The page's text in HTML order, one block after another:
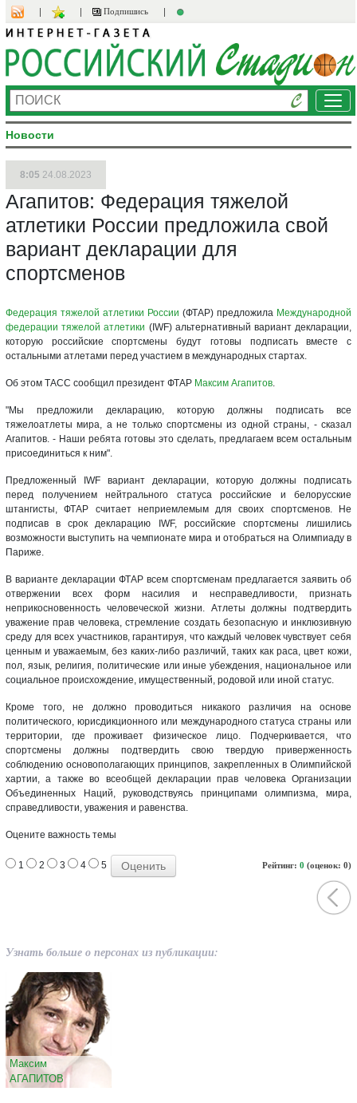
Подпишись
Новости
8:05 24.08.2023
Агапитов: Федерация тяжелой
атлетики России предложила свой
вариант декларации для
спортсменов
Федерация тяжелой атлетики России (ФТАР) предложила Международной
федерации тяжелой атлетики (IWF) альтернативный вариант декларации,
которую российские спортсмены будут готовы подписать вместе с
остальными атлетами перед участием в международных стартах.
Об этом ТАСС сообщил президент ФТАР Максим Агапитов.
"Мы предложили декларацию, которую должны подписать все
тяжелоатлеты мира, а не только спортсмены из одной страны, - сказал
Агапитов. - Наши ребята готовы это сделать, предлагаем всем остальным
присоединиться к ним".
Предложенный IWF вариант декларации, которую должны подписать
перед получением нейтрального статуса российские и белорусские
штангисты, ФТАР считает неприемлемым для своих спортсменов. Не
подписав в срок декларацию IWF, российские спортсмены лишились
возможности выступить на чемпионате мира и отобраться на Олимпиаду в
Париже.
В варианте декларации ФТАР всем спортсменам предлагается заявить об
отвержении всех форм насилия и несправедливости, признать
неприкосновенность человеческой жизни. Атлеты должны подтвердить
уважение прав человека, стремление создать безопасную и инклюзивную
среду для всех участников, гарантируя, что каждый человек чувствует себя
ценным и уважаемым, без каких-либо различий, таких как раса, цвет кожи,
пол, язык, религия, политические или иные убеждения, национальное или
социальное происхождение, имущественный, родовой или иной статус.
Кроме того, не должно проводиться никакого различия на основе
политического, юрисдикционного или международного статуса страны или
территории, где проживает физическое лицо. Подчеркивается, что
спортсмены должны подтвердить свою твердую приверженность
соблюдению основополагающих принципов, закрепленных в Олимпийской
хартии, а также во всеобщей декларации прав человека Организации
Объединенных Наций, руководствуясь принципами олимпизма, мира,
справедливости, уважения и равенства.
Оцените важность темы
Рейтинг: 0 (оценок: 0)
1 2 3 4 5
Узнать больше о персонах из публикации:
Максим
АГАПИТОВ